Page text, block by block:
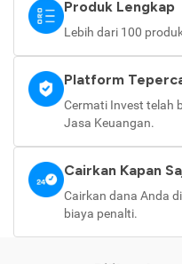
Produk Lengkap
Lebih dari 100
Platform
Cermati Invest telah
Jasa Keuangan.
Cairkan Kapan
Cairkan dana Anda
biaya penalti.